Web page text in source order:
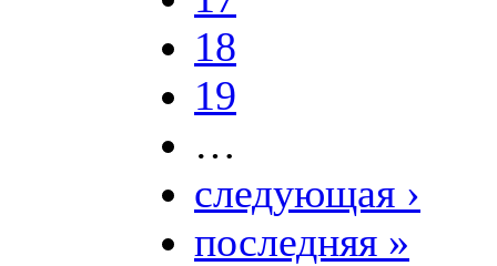
18
19
…
следующая ›
последняя »